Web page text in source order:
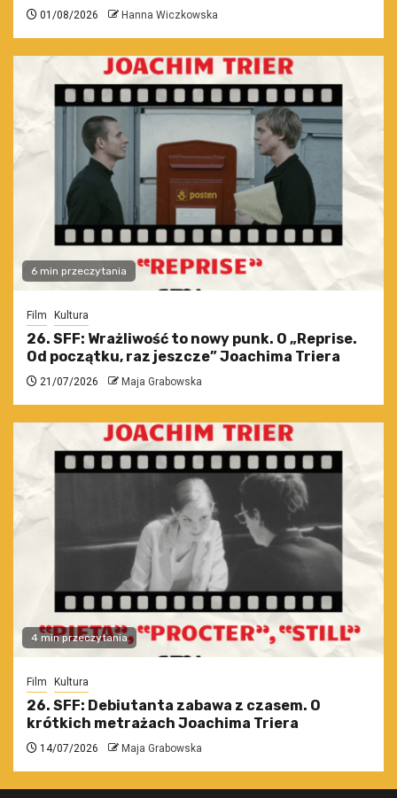
01/08/2026 Hanna Wiczkowska
6 min przeczytania
Film Kultura
26. SFF: Wrażliwość to nowy punk. O „Reprise.
Od początku, raz jeszcze” Joachima Triera
21/07/2026 Maja Grabowska
4 min przeczytania
Film Kultura
26. SFF: Debiutanta zabawa z czasem. O
krótkich metrażach Joachima Triera
14/07/2026 Maja Grabowska